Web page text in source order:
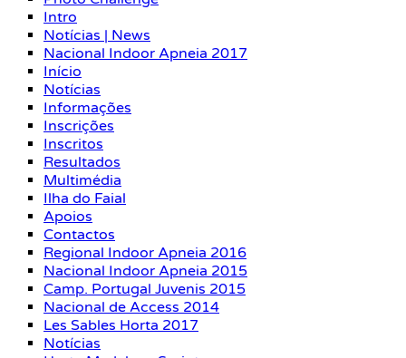
Intro
Notícias | News
Nacional Indoor Apneia 2017
Início
Notícias
Informações
Inscrições
Inscritos
Resultados
Multimédia
Ilha do Faial
Apoios
Contactos
Regional Indoor Apneia 2016
Nacional Indoor Apneia 2015
Camp. Portugal Juvenis 2015
Nacional de Access 2014
Les Sables Horta 2017
Notícias